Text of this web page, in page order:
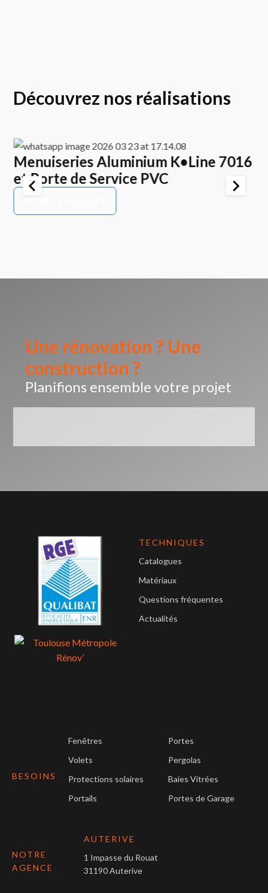
Découvrez nos réalisations
Menuiseries Aluminium K•Line 7016
et Porte de Service PVC
Une rénovation ? Une
construction ?
Planifions ensemble votre projet
TECHNIQUES
Catalogues
Matériaux
Questions fréquentes
Actualités
BESOINS
Fenêtres
Volets
Protections solaires
Portails
Portes
Pergolas
Baies Vitrées
Portes de Garage
NOTRE
AGENCE
AUTERIVE
1 Impasse du Rouat
31190 Auterive